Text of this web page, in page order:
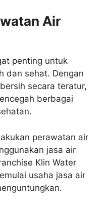
Air
penting untuk
dan sehat. Dengan
secara teratur,
berbagai
perawatan air
jasa air
Klin Water
usaha jasa air